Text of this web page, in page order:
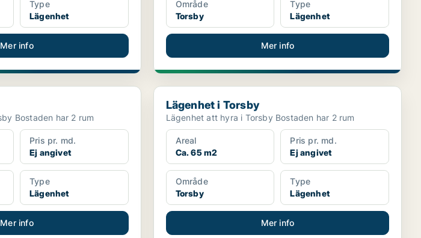
Type
Lägenhet
Mer info
Område
Torsby
Type
Lägenhet
Mer info
Lägenhet att hyra i Torsby Bostaden har 2 rum
Pris pr. md.
Ej angivet
Type
Lägenhet
Mer info
Lägenhet i Torsby
Lägenhet i Torsby
Lägenhet att hyra i Torsby Bostaden har 2 rum
Areal
Ca. 65 m2
Pris pr. md.
Ej angivet
Område
Torsby
Type
Lägenhet
Mer info